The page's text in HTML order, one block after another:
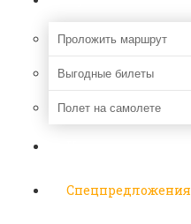
Проложить маршрут
Выгодные билеты
Полет на самолете
Спецпредложения